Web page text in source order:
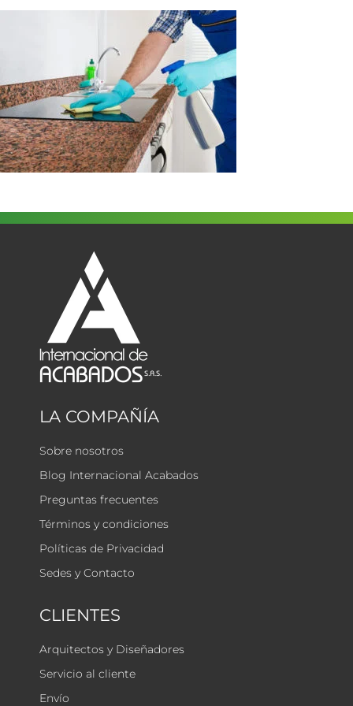
LA COMPAÑÍA
Sobre nosotros
Blog Internacional Acabados
Preguntas frecuentes
Términos y condiciones
Políticas de Privacidad
Sedes y Contacto
CLIENTES
Arquitectos y Diseñadores
Servicio al cliente
Envío